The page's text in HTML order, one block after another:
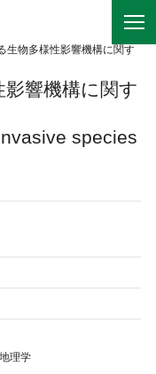
生物多様性影響機構に関す
響機構に関す
species
理学